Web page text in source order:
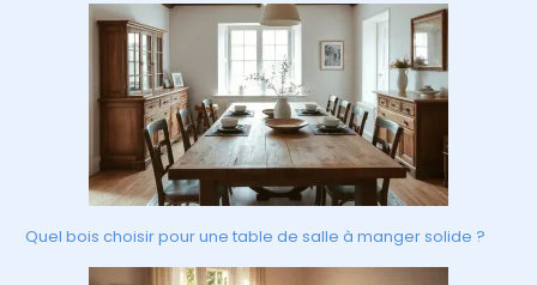
Quel bois choisir pour une table de salle à manger solide ?